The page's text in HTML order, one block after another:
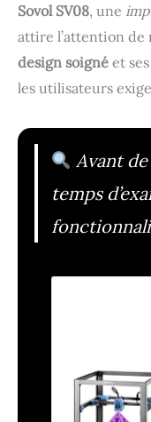
Sovol SV08, une
attire l’attention de
design soigné et ses
les utilisateurs
Avant
temps